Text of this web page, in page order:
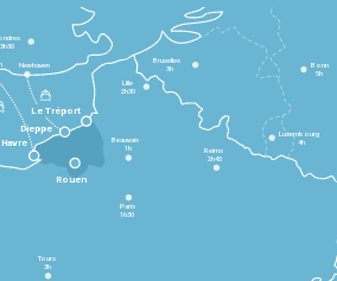
Havre
Dieppe
Le Tréport
Tours
3h
Paris
1h30
Beauvais
1h
Reims
2h45
Lille
2h30
Bruxelles
3h
3h30
Newhaven
Bonn
5h
Luxembourg
4h
Rouen